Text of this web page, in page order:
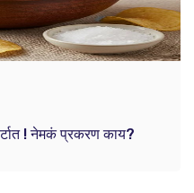
! नेमकं प्रकरण काय?